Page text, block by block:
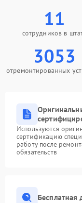
11
сотрудников в
3053
отремонтированных
Используются
сертификацию
работу после
обязательств
Бесплатная